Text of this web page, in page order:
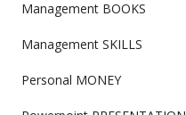
Management BOOKS
Management SKILLS
Personal MONEY